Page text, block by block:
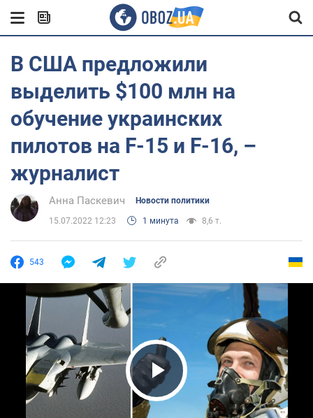
В США предложили
выделить $100 млн на
обучение украинских
пилотов на F-15 и F-16, –
журналист
Анна Паскевич Новости политики
15.07.2022 12:23 1 минута 8,6 т.
543
Play Video